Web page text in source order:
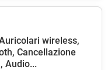
wireless,
Cancellazione
Audio...